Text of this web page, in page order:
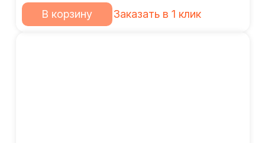
В корзину Заказать в 1 клик